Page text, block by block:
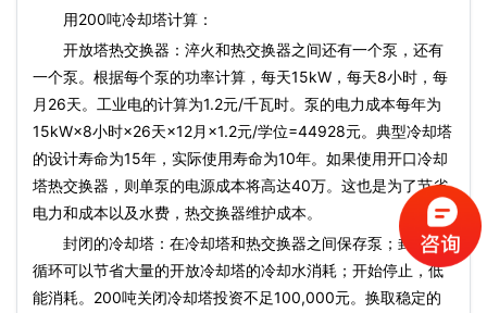
用200吨冷却塔计算：
开放塔热交换器：淬火和热交换器之间还有一个泵，还有
一个泵。根据每个泵的功率计算，每天15kW，每天8小时，每
月26天。工业电的计算为1.2元/千瓦时。泵的电力成本每年为
15kW×8小时×26天×12月×1.2元/学位=44928元。典型冷却塔
的设计寿命为15年，实际使用寿命为10年。如果使用开口冷却
塔热交换器，则单泵的电源成本将高达40万。这也是为了节省
电力和成本以及水费，热交换器维护成本。
封闭的冷却塔：在冷却塔和热交换器之间保存泵；封闭的
循环可以节省大量的开放冷却塔的冷却水消耗；开始停止，低
能消耗。200吨关闭冷却塔投资不足100,000元。换取稳定的